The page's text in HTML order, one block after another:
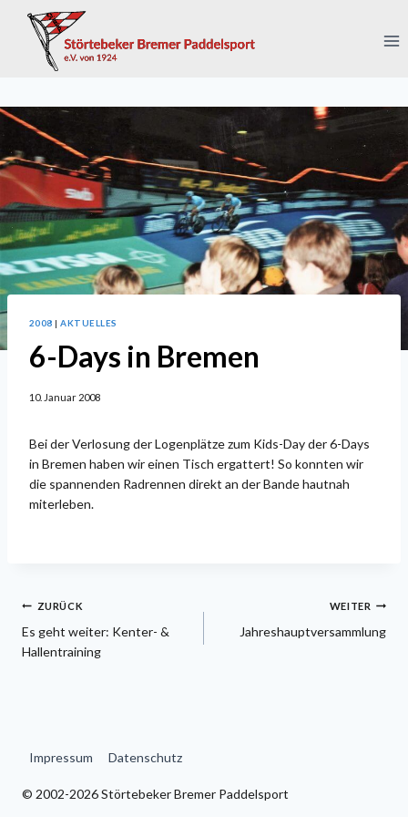
Inhalt
springen
2008 |AKTUELLES
6-Days in Bremen
10. Januar 2008
Bei der Verlosung der Logenplätze zum Kids-Day der 6-Days
in Bremen haben wir einen Tisch ergattert! So konnten wir
die spannenden Radrennen direkt an der Bande hautnah
miterleben.
Beitragsnavigation
ZURÜCK
Es geht weiter: Kenter- &
Hallentraining
WEITER
Jahreshauptversammlung
Impressum Datenschutz
© 2002-2026 Störtebeker Bremer Paddelsport